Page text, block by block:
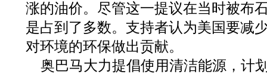
涨的油价。尽管这一提议在当时被布
是占到了多数。支持者认为美国要减
对环境的环保做出贡献。
奥巴马大力提倡使用清洁能源，计